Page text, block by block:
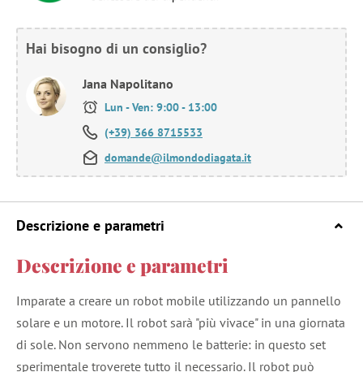
Hai bisogno di un consiglio?
Jana Napolitano
Lun - Ven: 9:00 - 13:00
(+39) 366 8715533
domande@ilmondodiagata.it
Descrizione e parametri
Descrizione e parametri
Imparate a creare un robot mobile utilizzando un pannello
solare e un motore. Il robot sarà "più vivace" in una giornata
di sole. Non servono nemmeno le batterie: in questo set
sperimentale troverete tutto il necessario. Il robot può